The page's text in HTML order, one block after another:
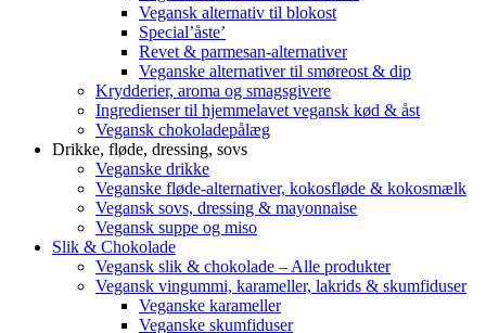
Vegansk alternativ til blokost
Special’åste’
Revet & parmesan-alternativer
Veganske alternativer til smøreost & dip
Krydderier, aroma og smagsgivere
Ingredienser til hjemmelavet vegansk kød & åst
Vegansk chokoladepålæg
Drikke, fløde, dressing, sovs
Veganske drikke
Veganske fløde-alternativer, kokosfløde & kokosmælk
Vegansk sovs, dressing & mayonnaise
Vegansk suppe og miso
Slik & Chokolade
Vegansk slik & chokolade – Alle produkter
Vegansk vingummi, karameller, lakrids & skumfiduser
Veganske karameller
Veganske skumfiduser